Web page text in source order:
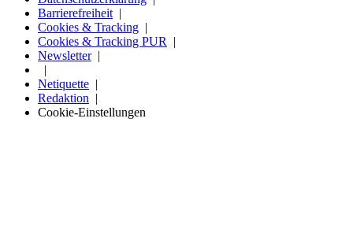
Barrierefreiheit
Cookies & Tracking
Cookies & Tracking PUR
Newsletter
Netiquette
Redaktion
Cookie-Einstellungen